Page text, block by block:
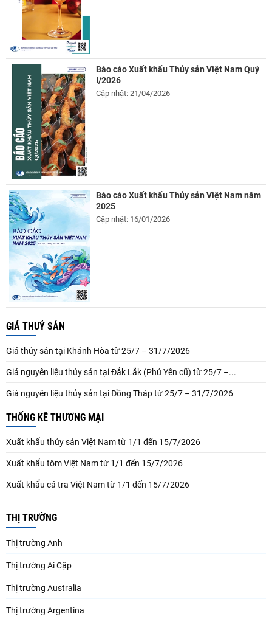
Báo cáo Xuất khẩu Thủy sản Việt Nam Quý
I/2026
Cập nhật: 21/04/2026
Báo cáo Xuất khẩu Thủy sản Việt Nam năm
2025
Cập nhật: 16/01/2026
GIÁ THUỶ SẢN
Giá thủy sản tại Khánh Hòa từ 25/7 – 31/7/2026
Giá nguyên liệu thủy sản tại Đắk Lắk (Phú Yên cũ) từ 25/7 –...
Giá nguyên liệu thủy sản tại Đồng Tháp từ 25/7 – 31/7/2026
THỐNG KÊ THƯƠNG MẠI
Xuất khẩu thủy sản Việt Nam từ 1/1 đến 15/7/2026
Xuất khẩu tôm Việt Nam từ 1/1 đến 15/7/2026
Xuất khẩu cá tra Việt Nam từ 1/1 đến 15/7/2026
THỊ TRƯỜNG
Thị trường Anh
Thị trường Ai Cập
Thị trường Australia
Thị trường Argentina